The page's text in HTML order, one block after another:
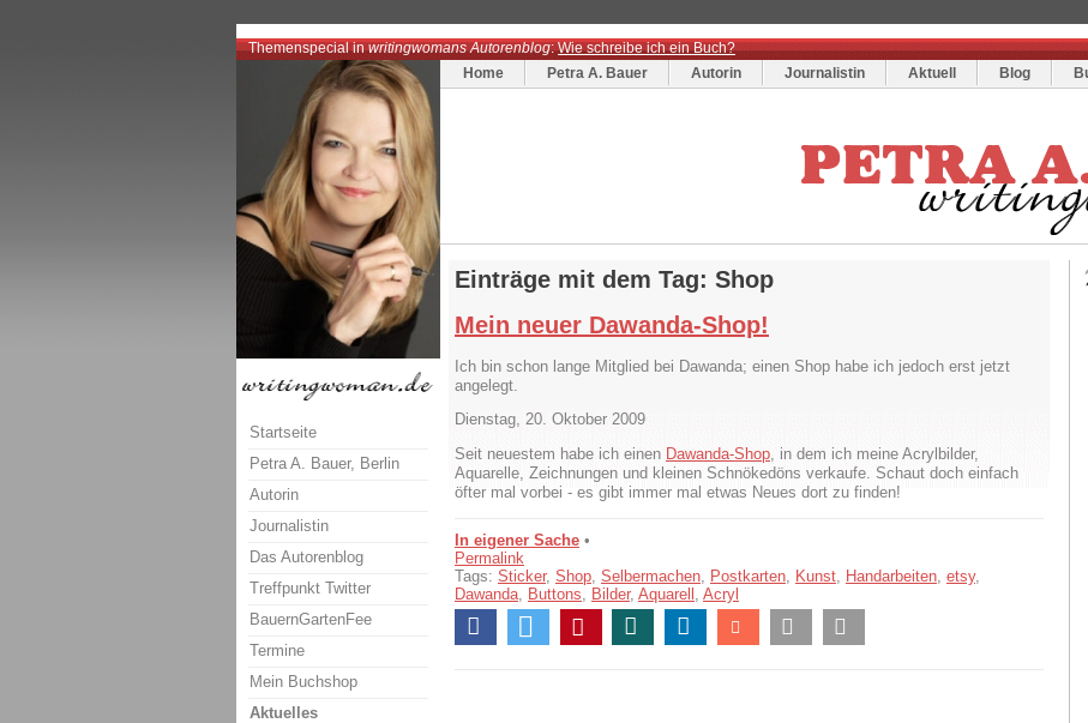
Themenspecial inwritingwomans Autorenblog:Wie schreibe ich ein Buch?
Home
Petra A. Bauer Autorin Journalistin Aktuell Blog
Einträge mit dem Tag: Shop
Mein neuer Dawanda-Shop!
Ich bin schon lange Mitglied bei Dawanda; einen Shop habe ich jedoch erst jetzt
angelegt.
Dienstag, 20. Oktober 2009
Seit neuestem habe ich einen Dawanda-Shop, in dem ich meine Acrylbilder,
Aquarelle, Zeichnungen und kleinen Schnökedöns verkaufe. Schaut doch einfach
öfter mal vorbei - es gibt immer mal etwas Neues dort zu finden!
In eigener Sache •
Permalink
Tags: Sticker, Shop Selbermachen Postkarten Kunst Handarbeiten etsy,
Dawanda
Buttons Bilder, Aquarell Acryl
Startseite
Petra A. Bauer, Berlin
Autorin
Journalistin
Das Autorenblog
Treffpunkt Twitter
BauernGartenFee
Termine
Mein Buchshop
Aktuelles